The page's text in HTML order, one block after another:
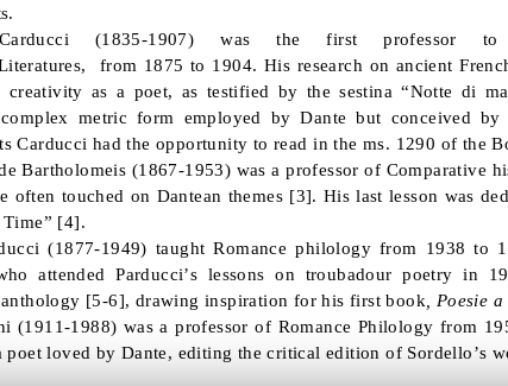
(1835-1907)was the first professor to
from 1875 to 1904.His research on ancient
creativity as a poet, as testified by the sestina “Notte di
metric form employed by Dante but conceived
Carducci had the opportunity to read in the ms. 1290 of the
Bartholomeis (1867-1953) wasa professor of Comparative
often touched on Dantean themes [3]. His last lesson was
Time” [4].
(1877-1949) taught Romance philologyfrom 1938 to
attended
Parducci’s lessons on troubadour poetry in
[5-6], drawing inspiration for his first book Poesie a
(1911-1988) was a professor of Romance Philology from
poet loved by Dante, editing the critical edition of Sordello’s